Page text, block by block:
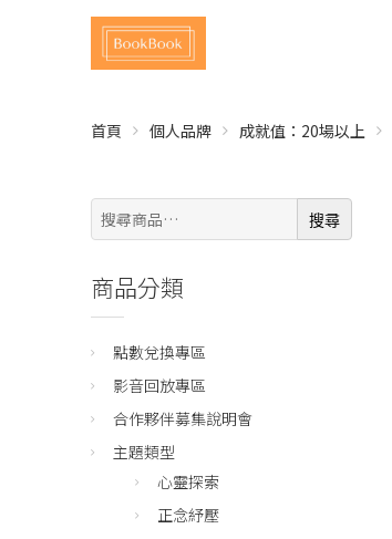
首頁 個人品牌 成就值：20場以上
搜
尋:
搜尋
商品分類
點數兌換專區
影音回放專區
合作夥伴募集說明會
主題類型
心靈探索
正念紓壓